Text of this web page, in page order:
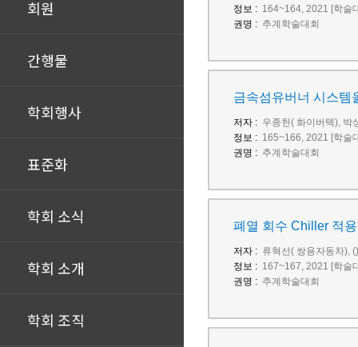
회원
간행물
학회행사
표준화
학회 소식
학회 소개
학회 조직
정보 : 164~164, 2021 [학술
권명 : 추계학술대회
금속섬유버너 시스템
저자 : 우종헌( 화이버텍), 박
정보 : 165~166, 2021 [학술
권명 : 추계학술대회
폐열 회수 Chiller 적
저자 : 류혁선( 쌍용자동차), ()
정보 : 167~167, 2021 [학술
권명 : 추계학술대회